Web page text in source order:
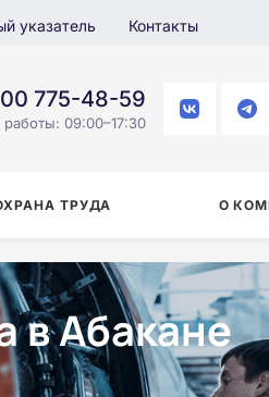
указатель Контакты
775-48-59
09:00–17:30
ТРУДА О
в Абакане